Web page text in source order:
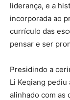
liderança, e a
incorporada ao
currículo das
pensar e ser
Presidindo a
Li Keqiang
alinhado com as